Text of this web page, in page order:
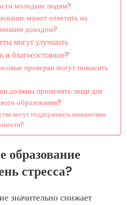
молодым людям?
может ответить на
доходом?
могут улучшить
и благосостояние?
проверки могут повысить
должны применять люди для
образования?
могут поддерживать инициативы
образование
стресса?
значительно снижает